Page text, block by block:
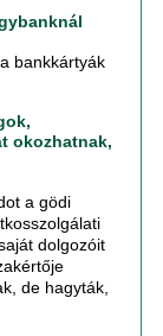
bankkártyák
okozhatnak,
a gödi
dolgozóit
de hagyták,